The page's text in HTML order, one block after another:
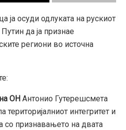
ја осуди одлуката на рускиот
да ја признае
региони во источна
ОН Антонио Гутерешсмета
територијалниот интегритет и
со признавањето на двата